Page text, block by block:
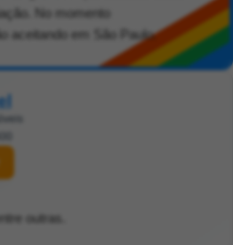
No momento
aceitando em São Paulo.
outras.